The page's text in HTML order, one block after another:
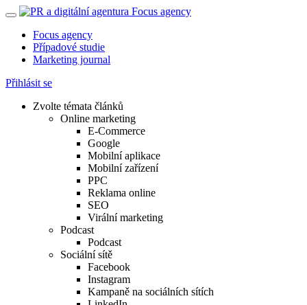
Focus agency
Případové studie
Marketing journal
Přihlásit se
Zvolte témata článků
Online marketing
E-Commerce
Google
Mobilní aplikace
Mobilní zařízení
PPC
Reklama online
SEO
Virální marketing
Podcast
Podcast
Sociální sítě
Facebook
Instagram
Kampaně na sociálních sítích